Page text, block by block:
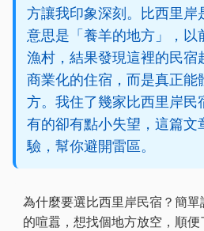
方讓我印象深刻。比西里岸
意思是「養羊的地方」，以
漁村，結果發現這裡的民宿
商業化的住宿，而是真正能
方。我住了幾家比西里岸民
有的卻有點小失望，這篇文
驗，幫你避開雷區。
為什麼要選比西里岸民宿？簡
的喧囂，想找個地方放空，順